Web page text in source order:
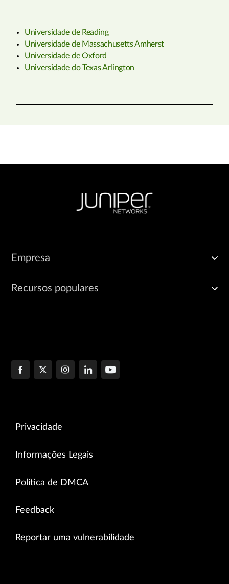
Universidade de Reading
Universidade de Massachusetts Amherst
Universidade de Oxford
Universidade do Texas Arlington
Empresa
Recursos populares
Privacidade
Informações Legais
Política de DMCA
Feedback
Reportar uma vulnerabilidade